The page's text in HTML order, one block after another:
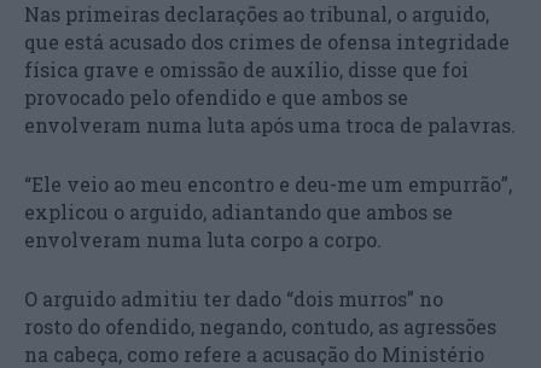
Nas primeiras declarações ao tribunal, o arguido,
que está acusado dos crimes de ofensa integridade
física grave e omissão de auxílio, disse que foi
provocado pelo ofendido e que ambos se
envolveram numa luta após uma troca de palavras.
“Ele veio ao meu encontro e deu-me um empurrão”,
explicou o arguido, adiantando que ambos se
envolveram numa luta corpo a corpo.
O arguido admitiu ter dado “dois murros” no
rosto do ofendido, negando, contudo, as agressões
na cabeça, como refere a acusação do Ministério